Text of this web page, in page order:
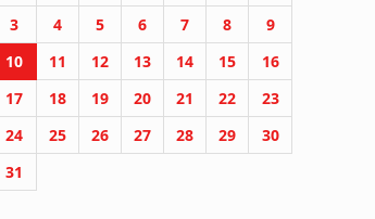
3
4 5 6 7 8
9
10
11 12 13 14 15
16
17
18 19 20 21 22
23
24
25 26 27 28 29
30
31